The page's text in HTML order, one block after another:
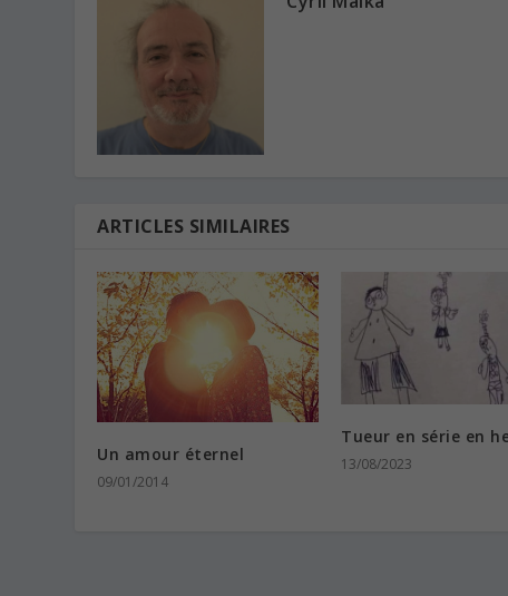
ARTICLES SIMILAIRES
Un amour éternel
09/01/2014
Tueur en série en
13/08/2023